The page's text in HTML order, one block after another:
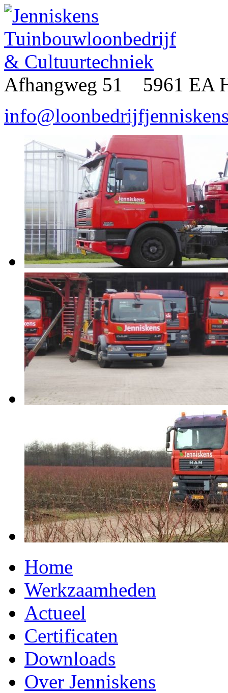
Afhangweg 51 5961
Home
Werkzaamheden
Actueel
Certificaten
Downloads
Over Jenniskens